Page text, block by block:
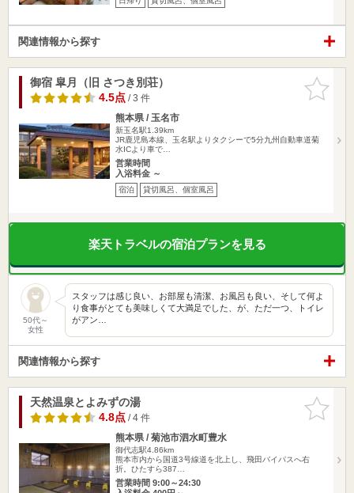
関連情報から探す
お気に入
りに追加
御宿 皐月（旧 さつき別荘）
4.5点/ 3 件
熊本県 / 玉名市
新玉名駅1.39km
JR鹿児島本線、玉名駅よりタクシーで5分九州自動車道菊
水ICより車で…
営業時間
入浴料金 ～
宿泊 貸切風呂、個室風呂
楽天トラベルの宿泊プランを見る
50代～
女性
スタッフは感じ良い、お部屋も清潔、お風呂も良い、そして何よ
り食事がとても美味しくて大満足でした、が、ただ一つ、トイレ
がアン…
関連情報から探す
お気に入
りに追加
天然温泉とよみずの湯
4.8点/ 4 件
熊本県 / 菊池市泗水町豊水
御代志駅4.86km
熊本市内から国道3号線道を北上し、飛田バイパスへ右
折。ひたすら387…
営業時間 9:00～24:30